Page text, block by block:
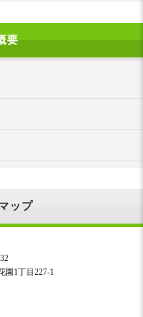
要
ップ
園1丁目227-1